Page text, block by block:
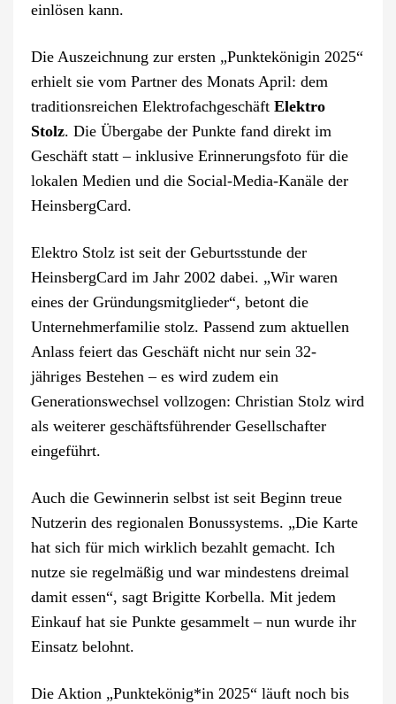
einlösen kann.
Die Auszeichnung zur ersten „Punktekönigin 2025“
erhielt sie vom Partner des Monats April: dem
traditionsreichen Elektrofachgeschäft Elektro
Stolz. Die Übergabe der Punkte fand direkt im
Geschäft statt – inklusive Erinnerungsfoto für die
lokalen Medien und die Social-Media-Kanäle der
HeinsbergCard.
Elektro Stolz ist seit der Geburtsstunde der
HeinsbergCard im Jahr 2002 dabei. „Wir waren
eines der Gründungsmitglieder“, betont die
Unternehmerfamilie stolz. Passend zum aktuellen
Anlass feiert das Geschäft nicht nur sein 32-
jähriges Bestehen – es wird zudem ein
Generationswechsel vollzogen: Christian Stolz wird
als weiterer geschäftsführender Gesellschafter
eingeführt.
Auch die Gewinnerin selbst ist seit Beginn treue
Nutzerin des regionalen Bonussystems. „Die Karte
hat sich für mich wirklich bezahlt gemacht. Ich
nutze sie regelmäßig und war mindestens dreimal
damit essen“, sagt Brigitte Korbella. Mit jedem
Einkauf hat sie Punkte gesammelt – nun wurde ihr
Einsatz belohnt.
Die Aktion „Punktekönig*in 2025“ läuft noch bis